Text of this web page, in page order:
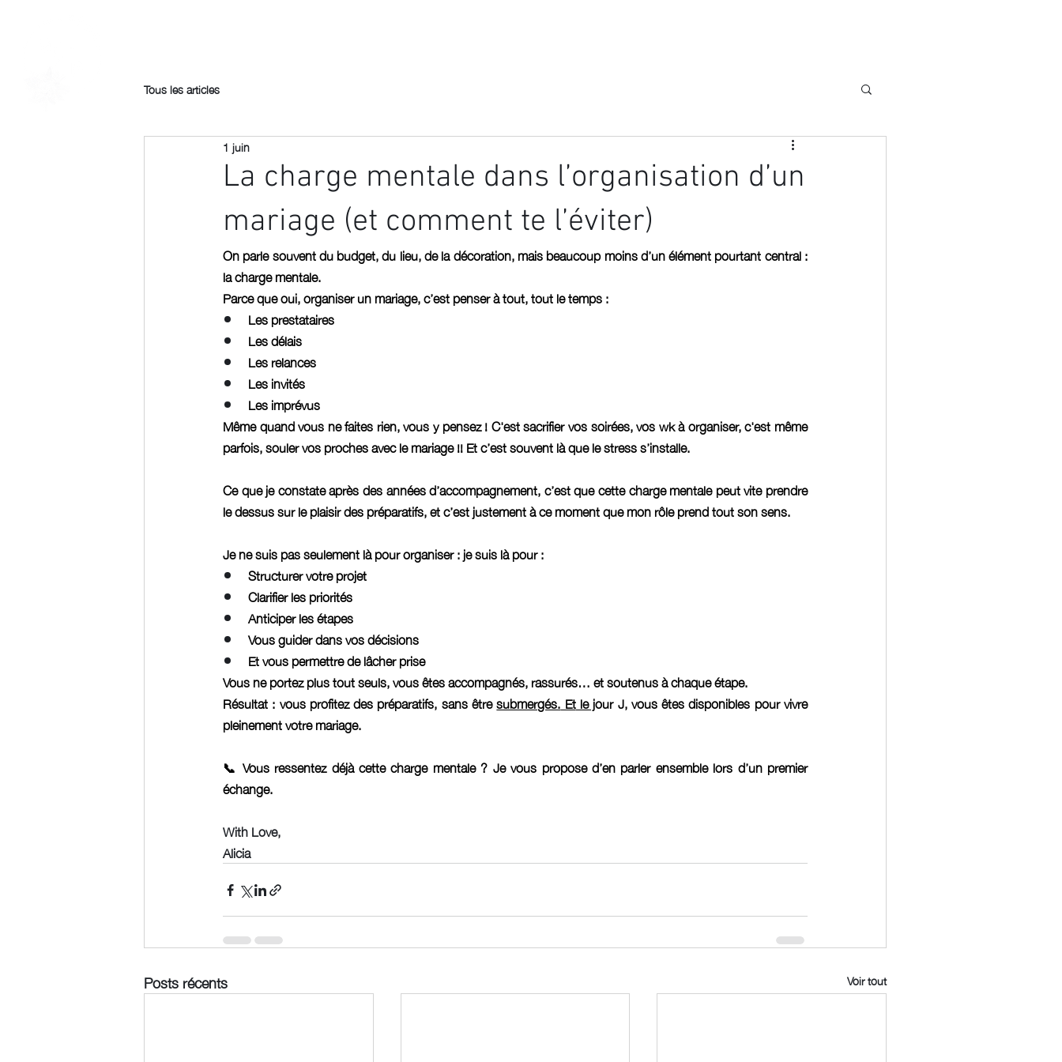
Tous les articles
La charge mentale dans l’organisation d’un
mariage (et comment te l’éviter)
1 juin
On parle souvent du budget, du lieu, de la décoration, mais beaucoup moins d’un élément pourtant central :
la charge mentale.
Parce que oui, organiser un mariage, c’est penser à tout, tout le temps :
Les prestataires
Les délais
Les relances
Les invités
Les imprévus
Même quand vous ne faites rien, vous y pensez ! C'est sacrifier vos soirées, vos wk à organiser, c'est même
parfois, souler vos proches avec le mariage !! Et c’est souvent là que le stress s’installe.
Ce que je constate après des années d’accompagnement, c’est que cette charge mentale peut vite prendre
le dessus sur le plaisir des préparatifs, et c’est justement à ce moment que mon rôle prend tout son sens.
Je ne suis pas seulement là pour organiser : je suis là pour :
Structurer votre projet
Clarifier les priorités
Anticiper les étapes
Vous guider dans vos décisions
Et vous permettre de lâcher prise
Vous ne portez plus tout seuls, vous êtes accompagnés, rassurés… et soutenus à chaque étape.
Résultat : vous profitez des préparatifs, sans être submergés. Et le jour J, vous êtes disponibles pour vivre
pleinement votre mariage.
📞 Vous ressentez déjà cette charge mentale ? Je vous propose d’en parler ensemble lors d’un premier
échange.
With Love,
Alicia
Posts récents Voir tout